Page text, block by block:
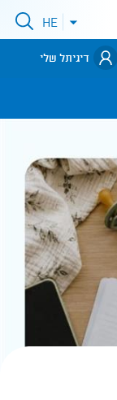
פתיחתHE
דיגיתל שלי